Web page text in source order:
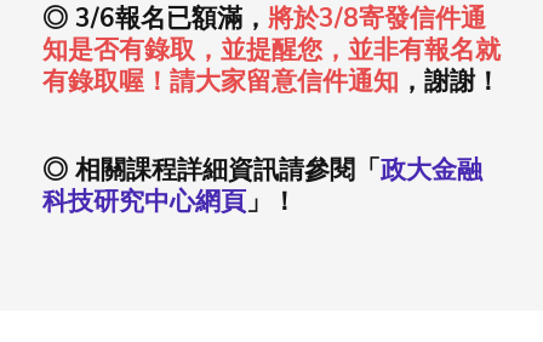
◎ 3/6報名已額滿， 將於3/8寄發信件通
知是否有錄取，並提醒您，並非有報名就
有錄取喔！請大家留意信件通知 ，謝謝！
◎ 相關課程詳細資訊請參閱「政大金融
科技研究中心網頁」！